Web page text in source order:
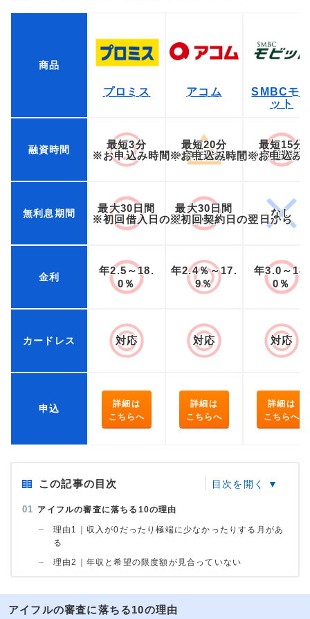
商品
プロミス アコム
SMBCモ
ット
融資時間 最短3分
※お申込み時間や審査状況によりご希望に
最短20分
※お申込み時間や審査状況
最短15分
※お申込み
無利息期間 最大30日間
※初回借入日の翌日から
最大30日間
※初回契約日の翌日から
なし
金利
年2.5～18.
0％
年2.4％～17.
9％
年3.0～18.
0％
カードレス 対応 対応 対応
申込
詳細は
こちらへ
詳細は
こちらへ
詳細は
こちらへ
この記事の目次
アイフルの審査に落ちる10の理由
理由1｜収入が0だったり極端に少なかったりする月があ
る
理由2｜年収と希望の限度額が見合っていない
アイフルの審査に落ちる10の理由